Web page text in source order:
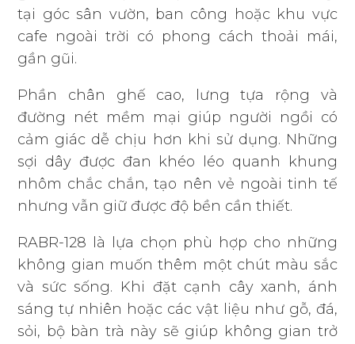
tại góc sân vườn, ban công hoặc khu vực
cafe ngoài trời có phong cách thoải mái,
gần gũi.
Phần chân ghế cao, lưng tựa rộng và
đường nét mềm mại giúp người ngồi có
cảm giác dễ chịu hơn khi sử dụng. Những
sợi dây được đan khéo léo quanh khung
nhôm chắc chắn, tạo nên vẻ ngoài tinh tế
nhưng vẫn giữ được độ bền cần thiết.
RABR-128 là lựa chọn phù hợp cho những
không gian muốn thêm một chút màu sắc
và sức sống. Khi đặt cạnh cây xanh, ánh
sáng tự nhiên hoặc các vật liệu như gỗ, đá,
sỏi, bộ bàn trà này sẽ giúp không gian trở